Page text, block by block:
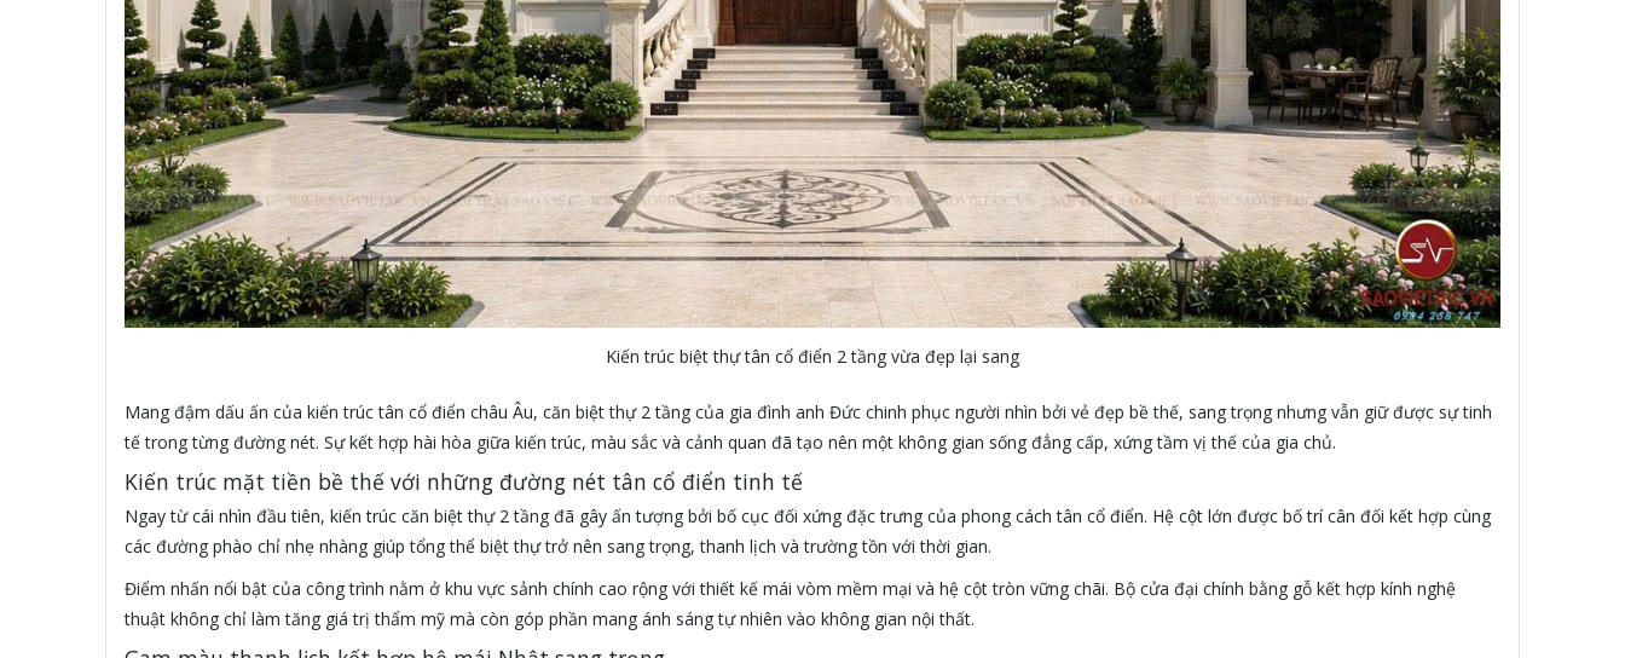
Kiến trúc biệt thự tân cổ điển 2 tầng vừa đẹp lại sang
Mang đậm dấu ấn của kiến trúc tân cổ điển châu Âu, căn biệt thự 2 tầng của gia đình anh Đức chinh phục người nhìn bởi vẻ đẹp bề thế, sang trọng nhưng vẫn giữ được sự tinh
tế trong từng đường nét. Sự kết hợp hài hòa giữa kiến trúc, màu sắc và cảnh quan đã tạo nên một không gian sống đẳng cấp, xứng tầm vị thế của gia chủ.
Kiến trúc mặt tiền bề thế với những đường nét tân cổ điển tinh tế
Ngay từ cái nhìn đầu tiên, kiến trúc căn biệt thự 2 tầng đã gây ấn tượng bởi bố cục đối xứng đặc trưng của phong cách tân cổ điển. Hệ cột lớn được bố trí cân đối kết hợp cùng
các đường phào chỉ nhẹ nhàng giúp tổng thể biệt thự trở nên sang trọng, thanh lịch và trường tồn với thời gian.
Điểm nhấn nổi bật của công trình nằm ở khu vực sảnh chính cao rộng với thiết kế mái vòm mềm mại và hệ cột tròn vững chãi. Bộ cửa đại chính bằng gỗ kết hợp kính nghệ
thuật không chỉ làm tăng giá trị thẩm mỹ mà còn góp phần mang ánh sáng tự nhiên vào không gian nội thất.